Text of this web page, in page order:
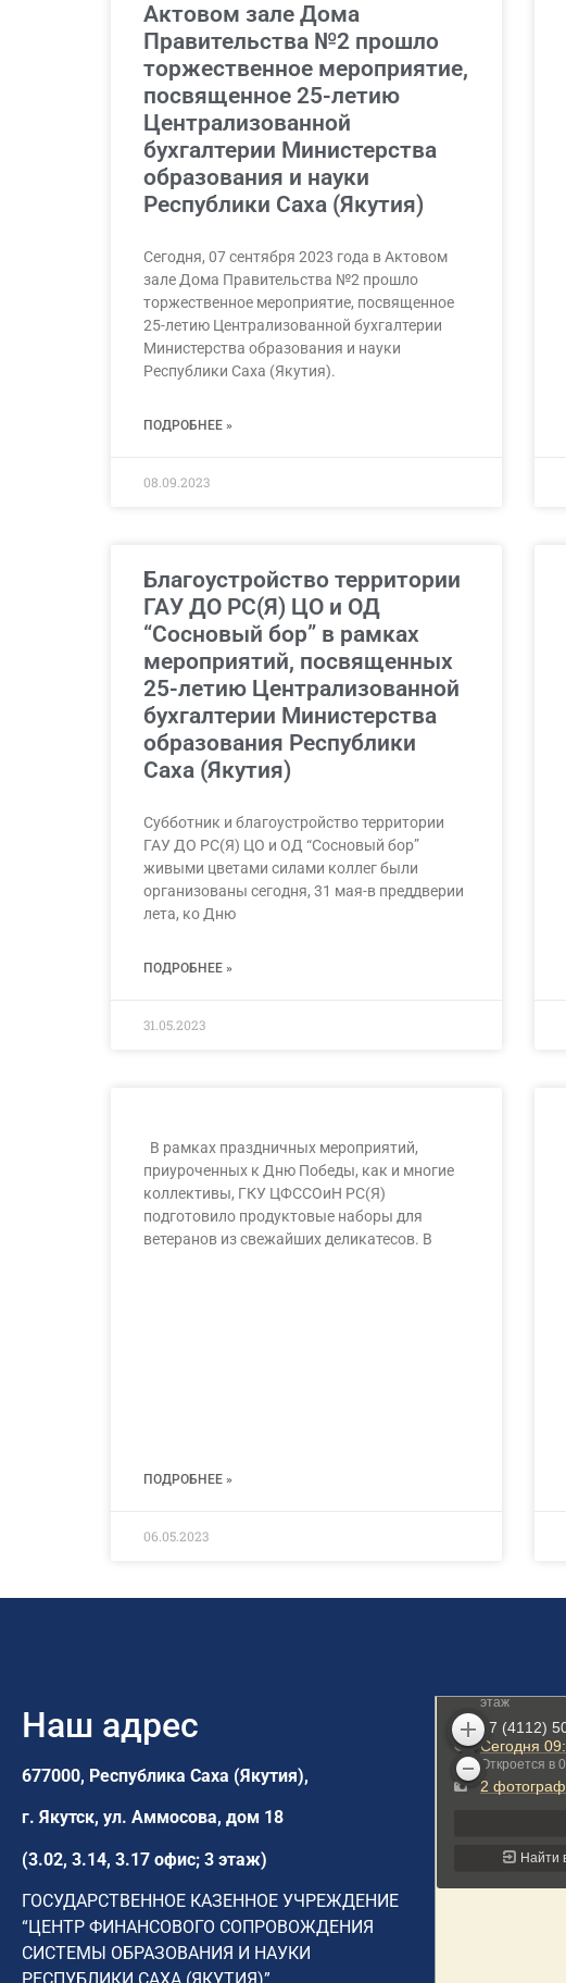
Актовом зале Дома
Правительства №2 прошло
торжественное мероприятие,
посвященное 25-летию
Централизованной
бухгалтерии Министерства
образования и науки
Республики Саха (Якутия)
Сегодня, 07 сентября 2023 года в Актовом
зале Дома Правительства №2 прошло
торжественное мероприятие, посвященное
25-летию Централизованной бухгалтерии
Министерства образования и науки
Республики Саха (Якутия).
ПОДРОБНЕЕ »
08.09.2023
Благоустройство территории
ГАУ ДО РС(Я) ЦО и ОД
“Сосновый бор” в рамках
мероприятий, посвященных
25-летию Централизованной
бухгалтерии Министерства
образования Республики
Саха (Якутия)
Субботник и благоустройство территории
ГАУ ДО РС(Я) ЦО и ОД “Сосновый бор”
живыми цветами силами коллег были
организованы сегодня, 31 мая-в преддверии
лета, ко Дню
ПОДРОБНЕЕ »
31.05.2023
В рамках праздничных мероприятий,
приуроченных к Дню Победы, как и многие
коллективы, ГКУ ЦФССОиН РС(Я)
подготовило продуктовые наборы для
ветеранов из свежайших деликатесов. В
ПОДРОБНЕЕ »
06.05.2023
Наш адрес
677000, Республика Саха (Якутия),
г. Якутск, ул. Аммосова, дом 18
(3.02, 3.14, 3.17 офис; 3 этаж)
ГОСУДАРСТВЕННОЕ КАЗЕННОЕ УЧРЕЖДЕНИЕ
“ЦЕНТР ФИНАНСОВОГО СОПРОВОЖДЕНИЯ
СИСТЕМЫ ОБРАЗОВАНИЯ И НАУКИ